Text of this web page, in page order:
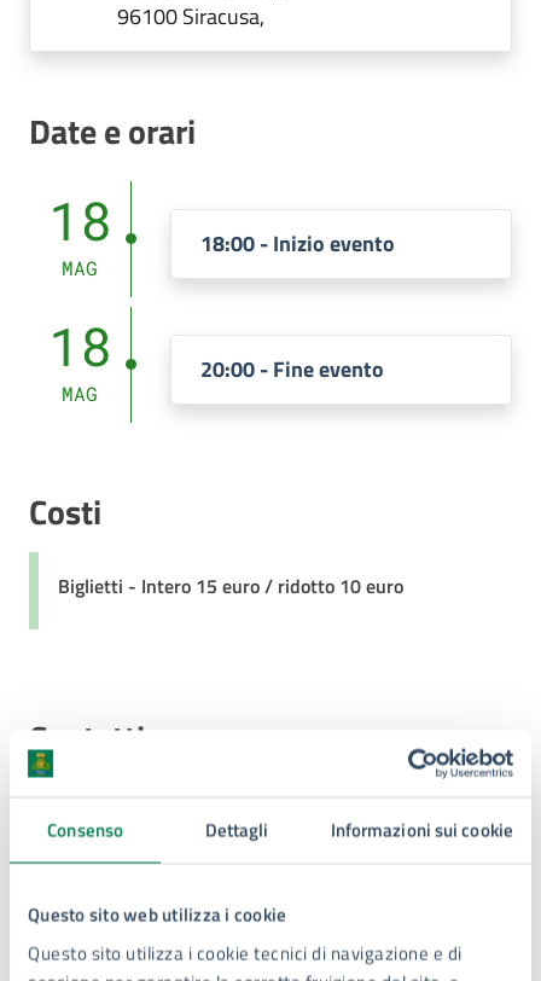
Consenso Dettagli Informazioni sui cookie
Questo sito web utilizza i cookie
Questo sito utilizza i cookie tecnici di navigazione e di
96100 Siracusa,
Date e orari
18
MAG
18:00 - Inizio evento
18
MAG
20:00 - Fine evento
Costi
Biglietti - Intero 15 euro / ridotto 10 euro
Contatti
Servizi culturali e università
Telefono:3476931619
E-mail:
politicheculturali@comune.siracusa.it
PEC:politicheculturali@comune.siracusa.legalmail.it